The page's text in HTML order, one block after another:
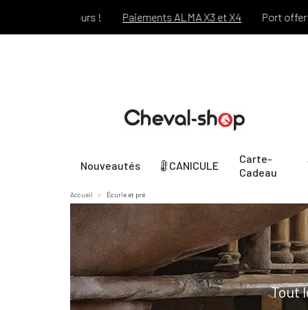
Paiements ALMA X3 et X4 Port offert dès 69€
Nouveautés CANICULE
Carte-
Cadeau
Accueil Écurie et pré
Tout